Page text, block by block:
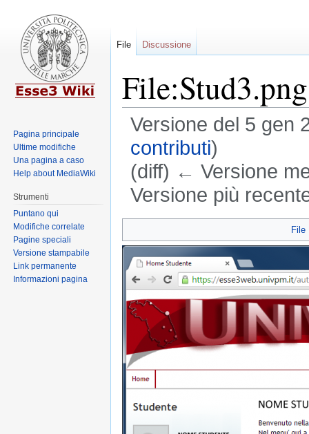
File:Stud3.png
Versione del 5 gen
contributi)
(diff) ← Versione
Versione più
to
navigation
to
search
File
File Discussione
Pagina principale
Ultime modifiche
Una pagina a caso
Help about MediaWiki
Strumenti
Puntano qui
Modifiche correlate
Pagine speciali
Versione stampabile
Link permanente
Informazioni pagina